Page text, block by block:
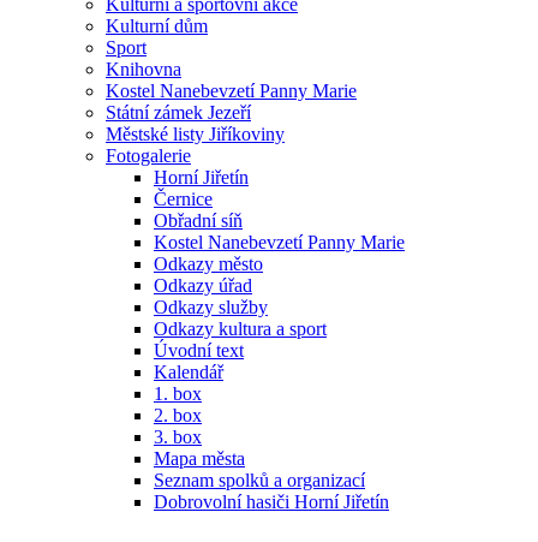
Kulturní a sportovní akce
Kulturní dům
Sport
Knihovna
Kostel Nanebevzetí Panny Marie
Státní zámek Jezeří
Městské listy Jiříkoviny
Fotogalerie
Horní Jiřetín
Černice
Obřadní síň
Kostel Nanebevzetí Panny Marie
Odkazy město
Odkazy úřad
Odkazy služby
Odkazy kultura a sport
Úvodní text
Kalendář
1. box
2. box
3. box
Mapa města
Seznam spolků a organizací
Dobrovolní hasiči Horní Jiřetín